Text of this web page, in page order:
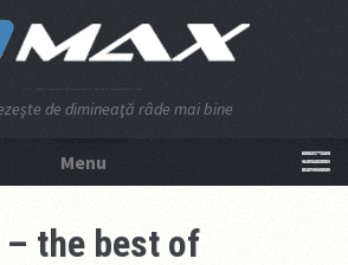
de dimineaţă râde mai bine
Menu
the best of